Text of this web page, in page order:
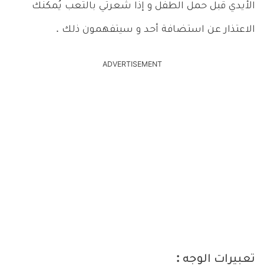
الأيدي قبل حمل الطفل و إذا شعرتي بالتعب يُمكنك
الاعتذار عن استضافة أحد و سيتفهمون ذلك .
ADVERTISEMENT
تعبيرات الوجه :